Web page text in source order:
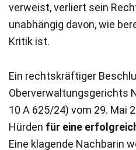
verweist, verliert sein
unabhängig davon, wie
Kritik ist.
Ein rechtskräftiger
Oberverwaltungsgerichts
10 A 625/24) vom 29. Mai
Hürden für eine
Eine klagende Nachbarin